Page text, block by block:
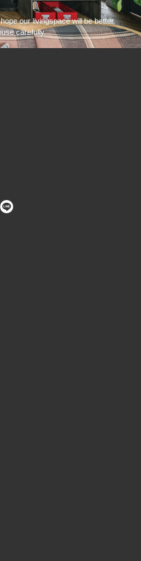
our livingspace will be better.
carefully.